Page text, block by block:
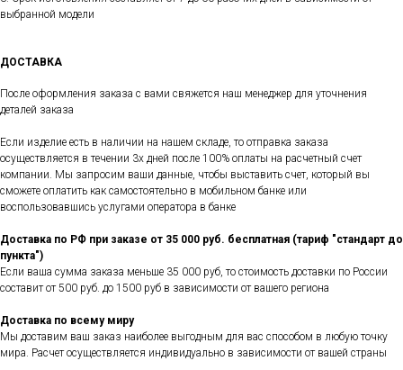
выбранной модели
ДОСТАВКА
После оформления заказа с вами свяжется наш менеджер для уточнения
деталей заказа
Если изделие есть в наличии на нашем складе, то отправка заказа
осуществляется в течении 3х дней после 100% оплаты на расчетный счет
компании. Мы запросим ваши данные, чтобы выставить счет, который вы
сможете оплатить как самостоятельно в мобильном банке или
воспользовавшись услугами оператора в банке
Доставка по РФ при заказе от 35 000 руб. бесплатная (тариф "стандарт до
пункта")
Если ваша сумма заказа меньше 35 000 руб, то стоимость доставки по России
составит от 500 руб. до 1500 руб в зависимости от вашего региона
Доставка по всему миру
Мы доставим ваш заказ наиболее выгодным для вас способом в любую точку
мира. Расчет осуществляется индивидуально в зависимости от вашей страны